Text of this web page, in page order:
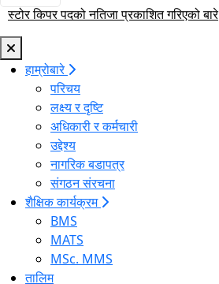
स्टोर किपर पदको नतिजा प्रकाशित गरिएको बारे
हाम्रोबारे
परिचय
लक्ष्य र दृष्टि
अधिकारी र कर्मचारी
उद्देश्य
नागरिक बडापत्र
संगठन संरचना
शैक्षिक कार्यक्रम
BMS
MATS
MSc. MMS
तालिम